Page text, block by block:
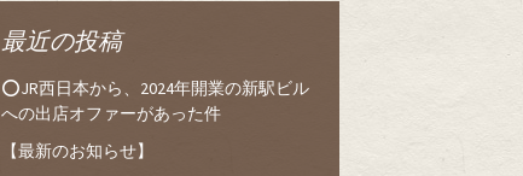
最近の投稿
⭕️JR西日本から、2024年開業の新駅ビル
への出店オファーがあった件
【最新のお知らせ】